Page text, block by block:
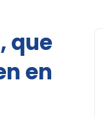
que
en